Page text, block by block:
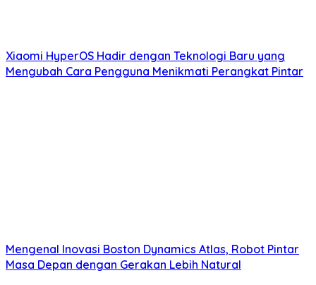
Xiaomi HyperOS Hadir dengan Teknologi Baru yang
Mengubah Cara Pengguna Menikmati Perangkat Pintar
Mengenal Inovasi Boston Dynamics Atlas, Robot Pintar
Masa Depan dengan Gerakan Lebih Natural